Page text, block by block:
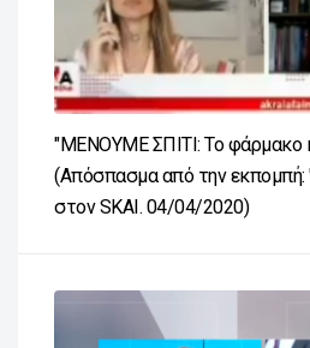
"ΜΕΝΟΥΜΕ ΣΠΙΤΙ: Το φάρμακο
(Απόσπασμα από την εκπομπή:
στον SKAI. 04/04/2020)